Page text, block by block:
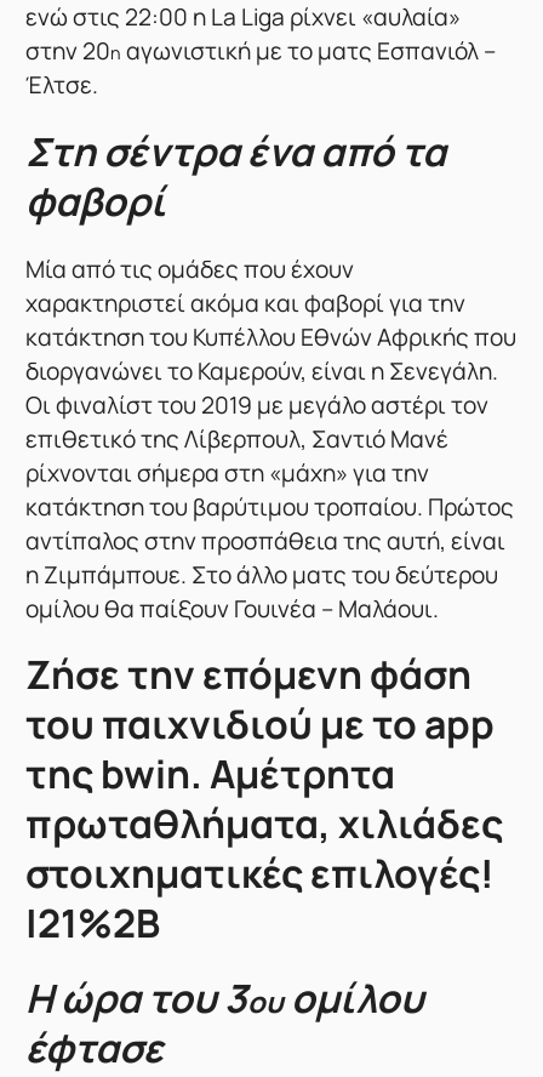
ενώ στις 22:00 η La Liga ρίχνει «αυλαία»
στην 20η αγωνιστική με το ματς Εσπανιόλ –
Έλτσε.
Στη σέντρα ένα από τα
φαβορί
Μία από τις ομάδες που έχουν
χαρακτηριστεί ακόμα και φαβορί για την
κατάκτηση του Κυπέλλου Εθνών Αφρικής που
διοργανώνει το Καμερούν, είναι η Σενεγάλη.
Οι φιναλίστ του 2019 με μεγάλο αστέρι τον
επιθετικό της Λίβερπουλ, Σαντιό Μανέ
ρίχνονται σήμερα στη «μάχη» για την
κατάκτηση του βαρύτιμου τροπαίου. Πρώτος
αντίπαλος στην προσπάθεια της αυτή, είναι
η Ζιμπάμπουε. Στο άλλο ματς του δεύτερου
ομίλου θα παίξουν Γουινέα – Μαλάουι.
Ζήσε την επόμενη φάση
του παιχνιδιού με το app
της bwin. Αμέτρητα
πρωταθλήματα, χιλιάδες
στοιχηματικές επιλογές!
|21%2B
Η ώρα του 3ουομίλου
έφτασε